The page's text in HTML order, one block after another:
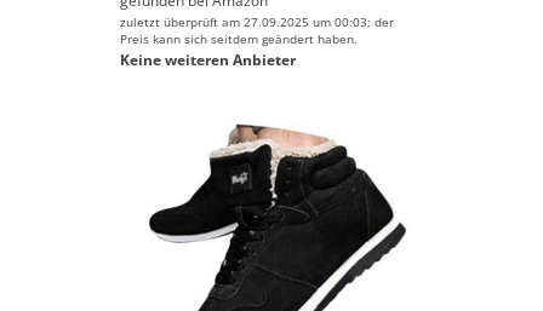
zuletzt überprüft am 27.09.2025 um 00:03; der
Preis kann sich seitdem geändert haben.
Keine weiteren Anbieter